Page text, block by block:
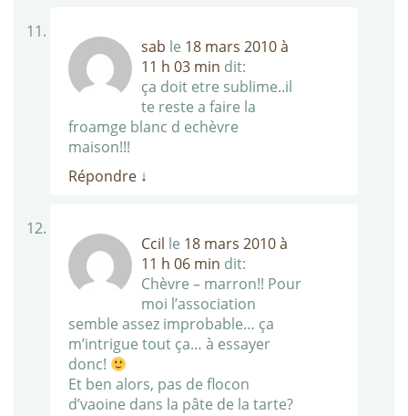
sab le 18 mars 2010 à
11 h 03 min dit:
ça doit etre sublime..il
te reste a faire la
froamge blanc d echèvre
maison!!!
Répondre ↓
Ccil le 18 mars 2010 à
11 h 06 min dit:
Chèvre – marron!! Pour
moi l’association
semble assez improbable… ça
m’intrigue tout ça… à essayer
donc!
Et ben alors, pas de flocon
d’vaoine dans la pâte de la tarte?